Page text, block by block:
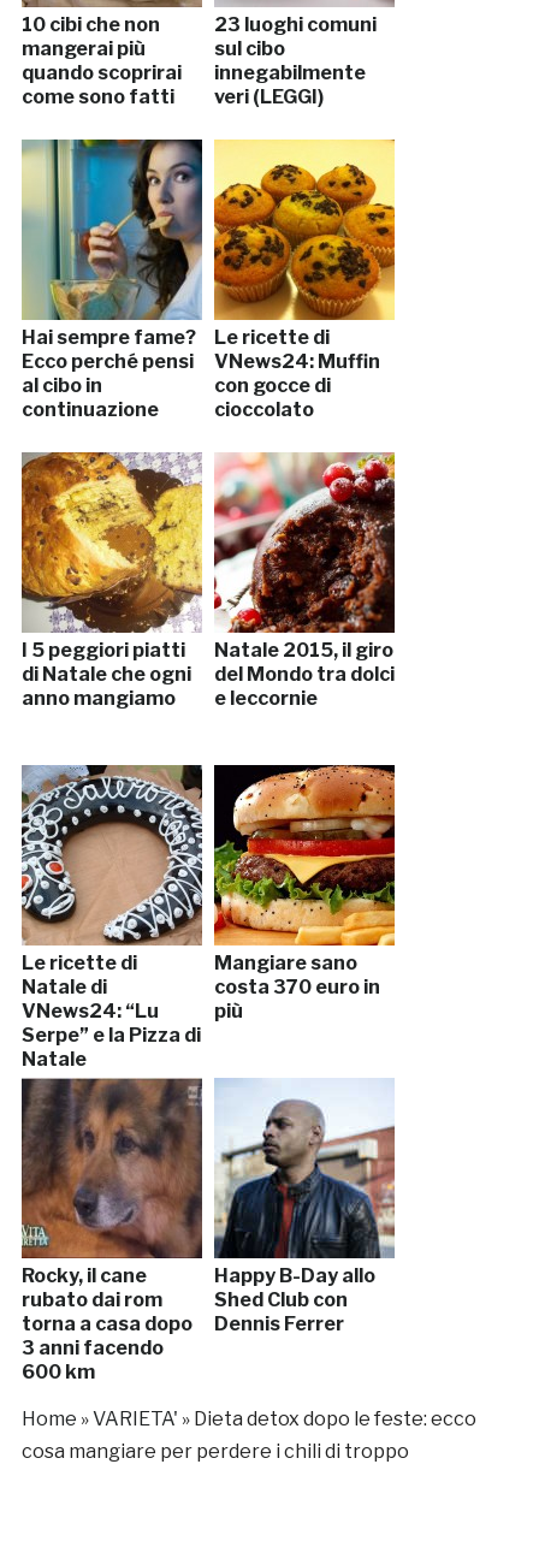
10 cibi che non
mangerai più
quando scoprirai
come sono fatti
23 luoghi comuni
sul cibo
innegabilmente
veri (LEGGI)
Hai sempre fame?
Ecco perché pensi
al cibo in
continuazione
Le ricette di
VNews24: Muffin
con gocce di
cioccolato
I 5 peggiori piatti
di Natale che ogni
anno mangiamo
Natale 2015, il giro
del Mondo tra dolci
e leccornie
Le ricette di
Natale di
VNews24: “Lu
Serpe” e la Pizza di
Natale
Mangiare sano
costa 370 euro in
più
Rocky, il cane
rubato dai rom
torna a casa dopo
3 anni facendo
600 km
Happy B-Day allo
Shed Club con
Dennis Ferrer
Home »VARIETA' » Dieta detox dopo le feste: ecco
cosa mangiare per perdere i chili di troppo